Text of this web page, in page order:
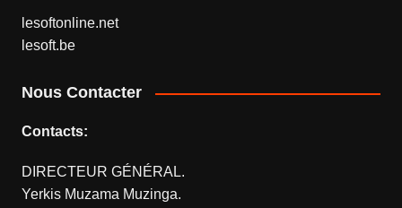
lesoftonline.net
lesoft.be
Nous Contacter
Contacts:
DIRECTEUR GÉNÉRAL.
Yerkis Muzama Muzinga.